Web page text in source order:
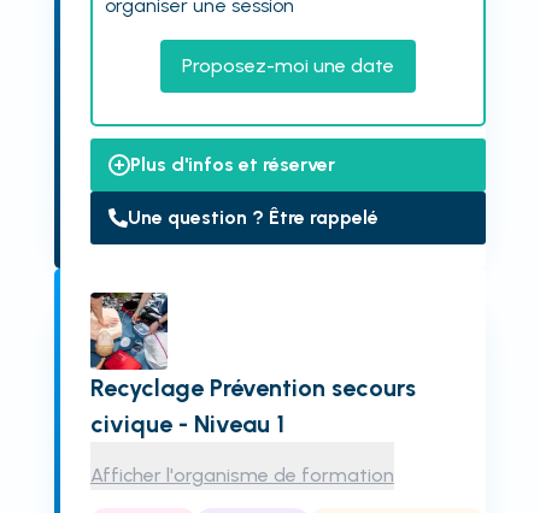
organiser une session
Proposez-moi une date
Plus d'infos et réserver
Une question ? Être rappelé
Recyclage Prévention secours
civique - Niveau 1
Afficher l'organisme de formation